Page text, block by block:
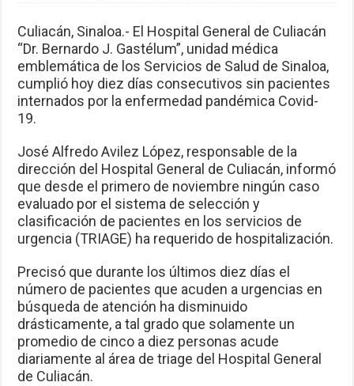
Culiacán, Sinaloa.- El Hospital General de Culiacán
“Dr. Bernardo J. Gastélum”, unidad médica
emblemática de los Servicios de Salud de Sinaloa,
cumplió hoy diez días consecutivos sin pacientes
internados por la enfermedad pandémica Covid-
19.
José Alfredo Avilez López, responsable de la
dirección del Hospital General de Culiacán, informó
que desde el primero de noviembre ningún caso
evaluado por el sistema de selección y
clasificación de pacientes en los servicios de
urgencia (TRIAGE) ha requerido de hospitalización.
Precisó que durante los últimos diez días el
número de pacientes que acuden a urgencias en
búsqueda de atención ha disminuido
drásticamente, a tal grado que solamente un
promedio de cinco a diez personas acude
diariamente al área de triage del Hospital General
de Culiacán.